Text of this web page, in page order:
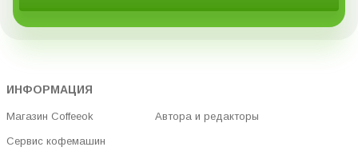
ИНФОРМАЦИЯ
Магазин Coffeeok
Сервис кофемашин
Автора и редакторы